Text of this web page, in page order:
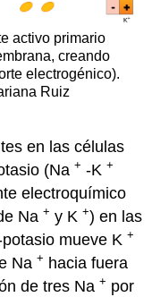
activo primario
creando
electrogénico).
Ruiz
en las células
(Na+ -K+
electroquímico
Na+ y K+) en las
potasio mueve K+
Na+ hacia fuera
de tres Na+ por